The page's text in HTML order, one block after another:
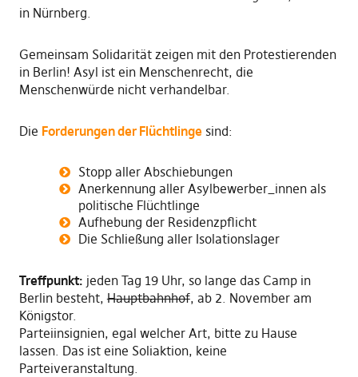
in Nürnberg.
Gemeinsam Solidarität zeigen mit den Protestierenden
in Berlin! Asyl ist ein Menschenrecht, die
Menschenwürde nicht verhandelbar.
Die Forderungen der Flüchtlingesind:
Stopp aller Abschiebungen
Anerkennung aller Asylbewerber_innen als
politische Flüchtlinge
Aufhebung der Residenzpflicht
Die Schließung aller Isolationslager
Treffpunkt: jeden Tag 19 Uhr, so lange das Camp in
Berlin besteht,Hauptbahnhof, ab 2. November am
Königstor.
Parteiinsignien, egal welcher Art, bitte zu Hause
lassen. Das ist eine Soliaktion, keine
Parteiveranstaltung.